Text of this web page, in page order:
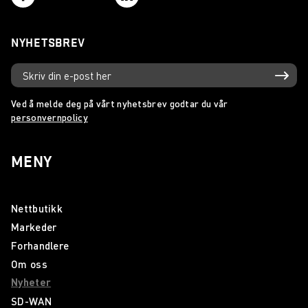
Nytt nummer av Räckvidd
Ny TETRA katalog 2019
Helsetjenestens driftsorganisasjon velger Sepura SC21
Statens Vegvesen tar Nødnett i bruk på høyfjellet
Vår nye katalog er her!
NYHETSBREV
Ved å melde deg på vårt nyhetsbrev godtar du vår
personvernpolicy
MENY
Nettbutikk
Markeder
Forhandlere
Om oss
Nyheter
SD-WAN